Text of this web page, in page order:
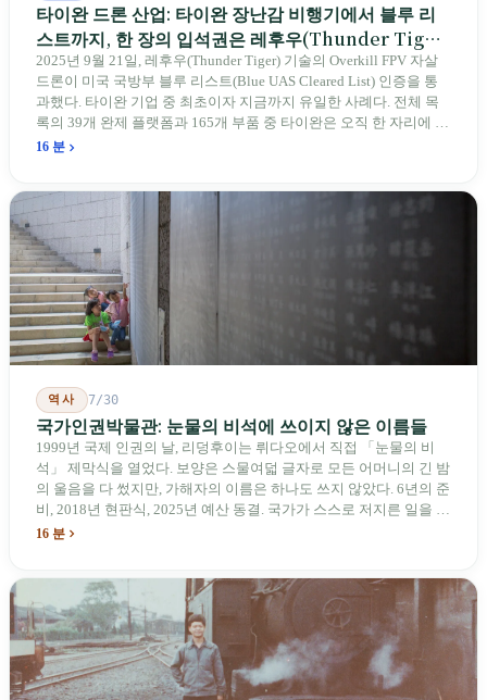
타이완 드론 산업: 타이완 장난감 비행기에서 블루 리
스트까지, 한 장의 입석권은 레후우(Thunder Tiger)
에게
2025년 9월 21일, 레후우(Thunder Tiger) 기술의 Overkill FPV 자살
드론이 미국 국방부 블루 리스트(Blue UAS Cleared List) 인증을 통
과했다. 타이완 기업 중 최초이자 지금까지 유일한 사례다. 전체 목
록의 39개 완제 플랫폼과 165개 부품 중 타이완은 오직 한 자리에 불
과하다. 2026년 4월, 미국 양당 소속 상원의원 4명이 《타이완을 위
를 드러낸다: 타이완의 진입이 너무 느려 미국 스스로가 입법을 통해
장벽을 낮춰야 한다는 점이다. 타이완에서 46년간 원격 조종 장난감
비행기를 만들어 온 한 회사가 오하이오주에 두 번째 공장을 건설할
계획을 세우고 있다.
16 분
역사 7/30
국가인권박물관: 눈물의 비석에 쓰이지 않은 이름들
1999년 국제 인권의 날, 리덩후이는 뤼다오에서 직접 「눈물의 비
석」 제막식을 열었다. 보양은 스물여덟 글자로 모든 어머니의 긴 밤
의 울음을 다 썼지만, 가해자의 이름은 하나도 쓰지 않았다. 6년의 준
비, 2018년 현판식, 2025년 예산 동결. 국가가 스스로 저지른 일을 기
념하기 위해 스스로 세운 박물관. 계엄 해제 39년 동안 사법 재판을
16 분